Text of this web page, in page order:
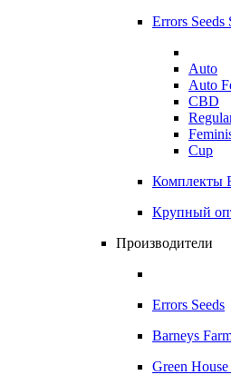
Errors Seeds
Auto
Auto
CBD
Cup
Комплекты
Крупный
Производители
Errors Seeds
Barneys
Green House